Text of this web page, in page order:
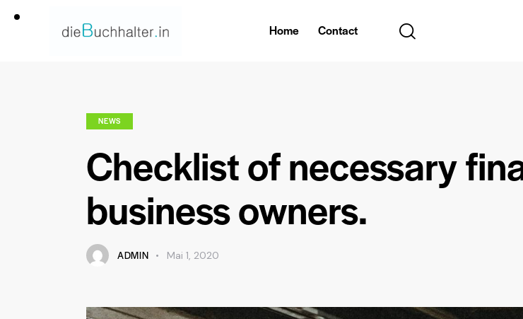
Home Contact
NEWS
Checklist of necessary
business owners.
ADMIN Mai 1, 2020